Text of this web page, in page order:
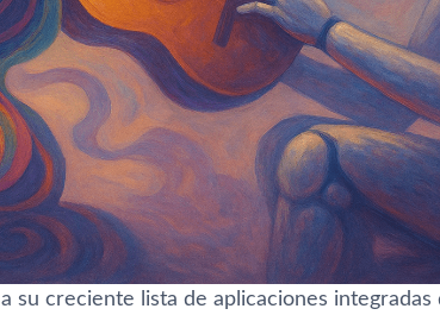
a su creciente lista de aplicaciones integradas